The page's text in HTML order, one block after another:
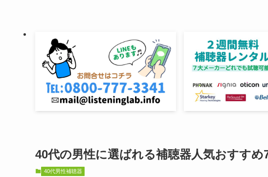
40代の男性に選ばれる補聴器人気おすすめ
40代男性補聴器